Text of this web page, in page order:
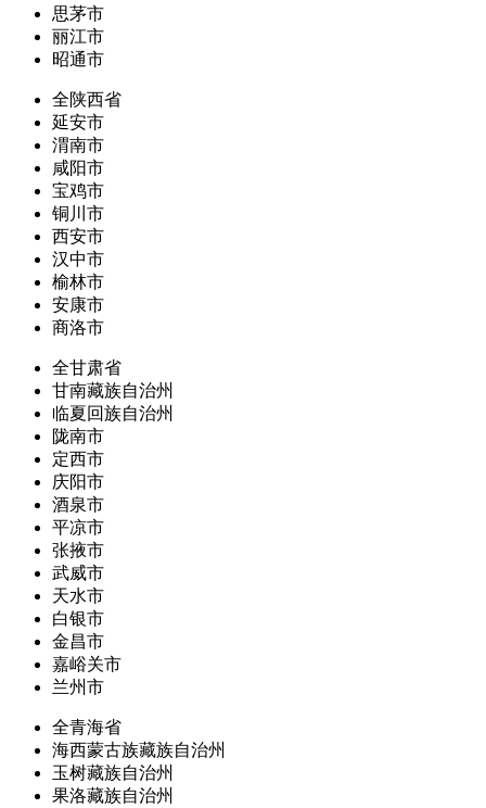
思茅市
丽江市
昭通市
全陕西省
延安市
渭南市
咸阳市
宝鸡市
铜川市
西安市
汉中市
榆林市
安康市
商洛市
全甘肃省
甘南藏族自治州
临夏回族自治州
陇南市
定西市
庆阳市
酒泉市
平凉市
张掖市
武威市
天水市
白银市
金昌市
嘉峪关市
兰州市
全青海省
海西蒙古族藏族自治州
玉树藏族自治州
果洛藏族自治州